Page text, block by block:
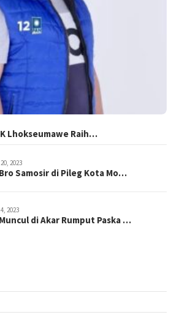
Lhokseumawe Raih…
2023
Samosir di Pileg Kota Mo…
2023
di Akar Rumput Paska …